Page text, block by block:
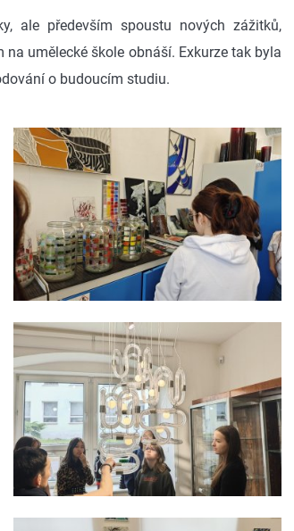
ale především spoustu nových zážitků,
umělecké škole obnáší. Exkurze tak byla
o budoucím studiu.